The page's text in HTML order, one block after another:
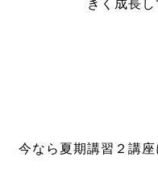
きく成長し
今なら夏期講習２講